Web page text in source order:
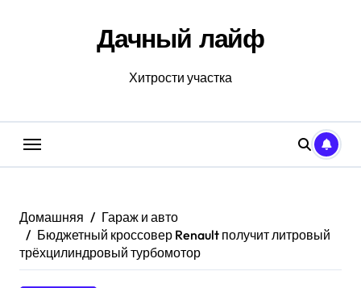
Дачный лайф
Хитрости участка
Домашняя
Гараж и авто
Бюджетный кроссовер Renault получит литровый
трёхцилиндровый турбомотор